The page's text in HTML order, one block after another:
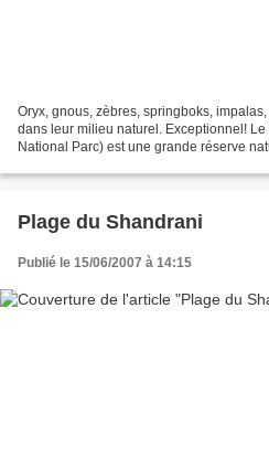
Oryx, gnous, zèbres, springboks,
dans leur milieu naturel. Exceptionnel!
National Parc) est une grande réserve
Plage du Shandrani
Publié le 15/06/2007 à 14:15